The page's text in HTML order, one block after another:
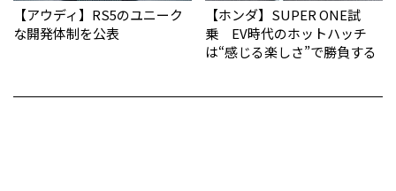
【アウディ】RS5のユニーク
な開発体制を公表
【ホンダ】SUPER ONE試
乗 EV時代のホットハッチ
は“感じる楽しさ”で勝負する